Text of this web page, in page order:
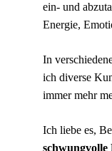
ein- und
Energie,
In
ich diverse
immer mehr
Ich liebe es,